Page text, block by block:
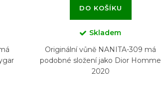
DO KOŠÍKU
Skladem
Originální vůně NANITA-309 má
podobné složení jako Dior Homme
2020